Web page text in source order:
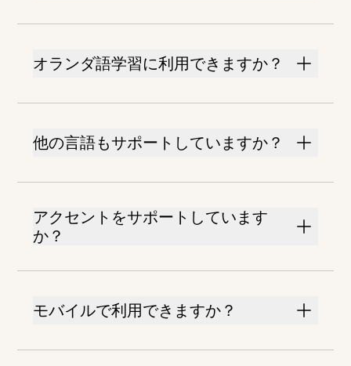
オランダ語学習に利用できますか？
他の言語もサポートしていますか？
アクセントをサポートしています
か？
モバイルで利用できますか？